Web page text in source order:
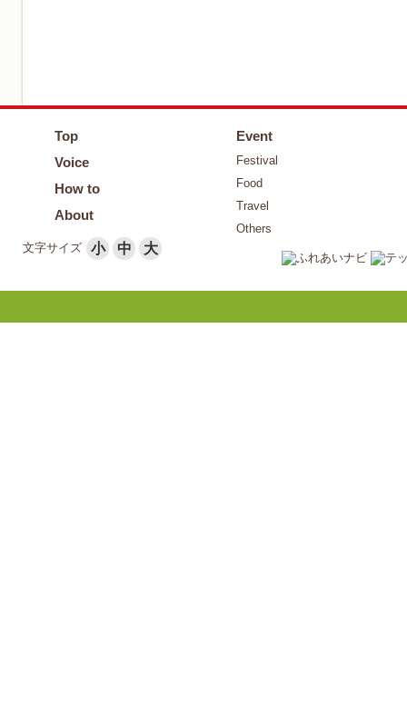
Top
Voice
How to
About
Event
Festival
Food
Travel
Others
文字サイズ
小 中 大